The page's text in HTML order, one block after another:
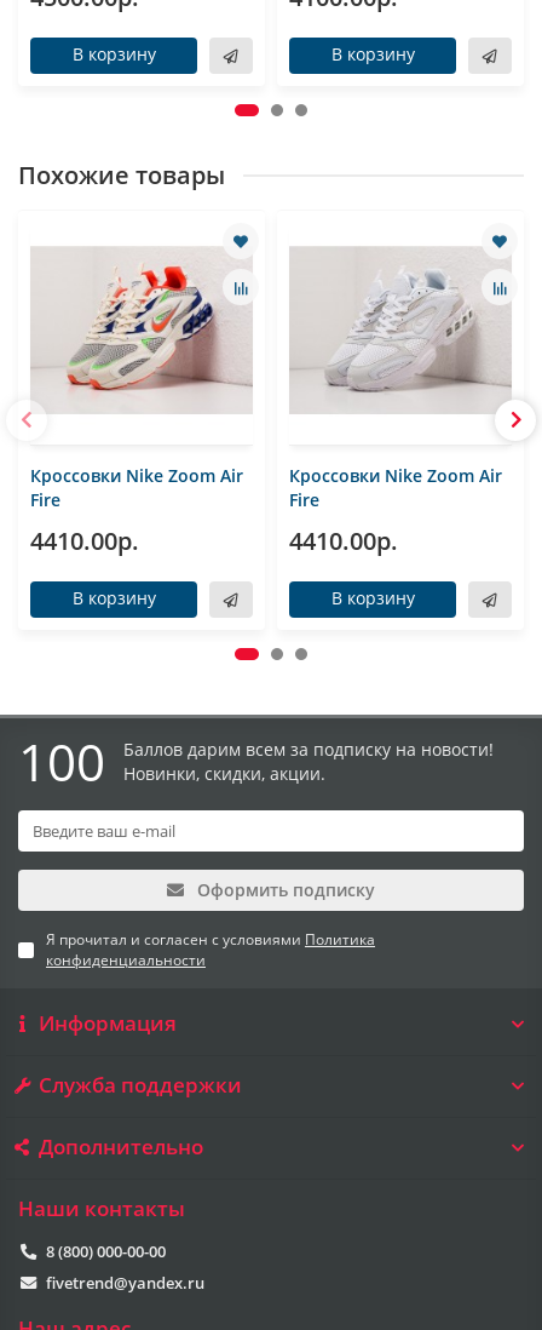
В корзину В корзину
Похожие товары
Кроссовки Nike Zoom Air
Fire
4410.00р.
В корзину
Кроссовки Nike Zoom Air
Fire
4410.00р.
В корзину
100
Баллов дарим всем за подписку на новости!
Новинки, скидки, акции.
Оформить подписку
Я прочитал и согласен с условиями Политика
конфиденциальности
Информация
Служба поддержки
Дополнительно
Наши контакты
8 (800) 000-00-00
fivetrend@yandex.ru